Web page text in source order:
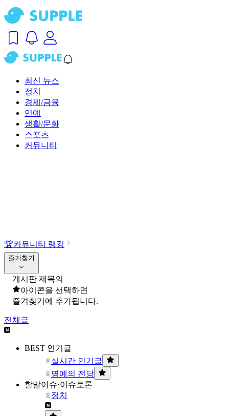
최신 뉴스
정치
경제/금융
연예
생활/문화
스포츠
커뮤니티
🏆커뮤니티 랭킹
즐겨찾기
게시판 제목의
아이콘을 선택하면
즐겨찾기에 추가됩니다.
전체글
BEST 인기글
실시간 인기글
명예의 전당
할말이슈·이슈토론
정치